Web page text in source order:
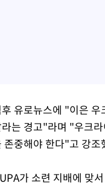
유로뉴스에 "이은
는 경고"라며 "우크
존중해야 한다"고 강조
가 소련 지배에 맞